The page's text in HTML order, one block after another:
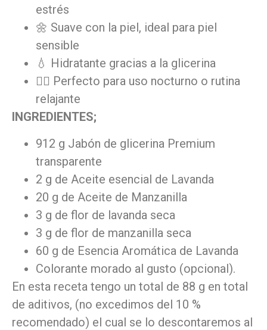
estrés
🌼 Suave con la piel, ideal para piel
sensible
💧 Hidratante gracias a la glicerina
🧘‍♀️ Perfecto para uso nocturno o rutina
relajante
INGREDIENTES;
912 g Jabón de glicerina Premium
transparente
2 g de Aceite esencial de Lavanda
20 g de Aceite de Manzanilla
3 g de flor de lavanda seca
3 g de flor de manzanilla seca
60 g de Esencia Aromática de Lavanda
Colorante morado al gusto (opcional).
En esta receta tengo un total de 88 g en total
de aditivos, (no excedimos del 10 %
recomendado) el cual se lo descontaremos al